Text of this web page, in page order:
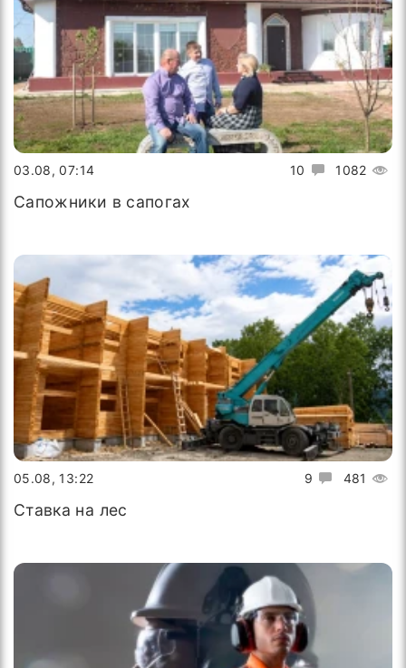
10 1082
03.08, 07:14
Сапожники в сапогах
9 481
05.08, 13:22
Ставка на лес